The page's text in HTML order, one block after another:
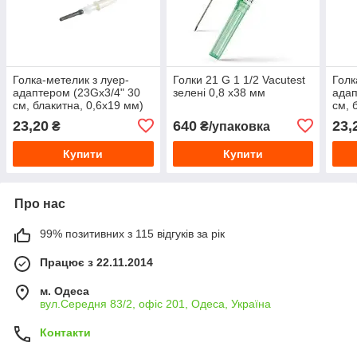
Голка-метелик з луер-
адаптером (23Gх3/4" 30
см, блакитна, 0,6х19 мм)
23,20 ₴
Купити
Голки 21 G 1 1/2 Vacutest
зелені 0,8 х38 мм
640₴/упаковка
Купити
см,
Про нас
99% позитивних з 115 відгуків за рік
Працює з 22.11.2014
м. Одеса
вул.Середня 83/2, офіс 201, Одеса, Україна
Контакти